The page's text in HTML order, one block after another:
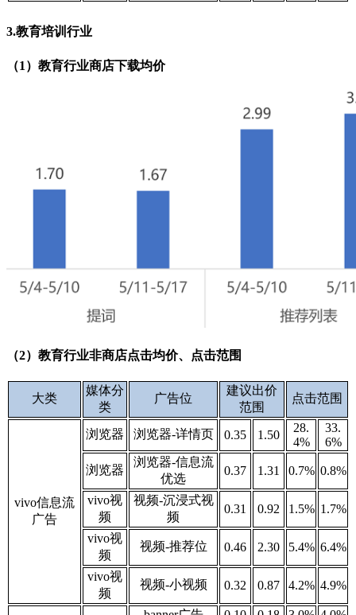
3.教育培训行业
（1）教育行业商店下载均价
（2）教育行业非商店点击均价、点击范围
大类
媒体分
类
广告位
建议出价
范围
点击范围
vivo信息流
广告
浏览器 浏览器-详情页 0.35 1.50
28.
4%
33.
6%
浏览器
浏览器-信息流
优选
0.37 1.31 0.7% 0.8%
vivo视
频
视频-沉浸式视
频
0.31 0.92 1.5% 1.7%
vivo视
频
视频-推荐位 0.46 2.30 5.4% 6.4%
vivo视
频
视频-小视频 0.32 0.87 4.2% 4.9%